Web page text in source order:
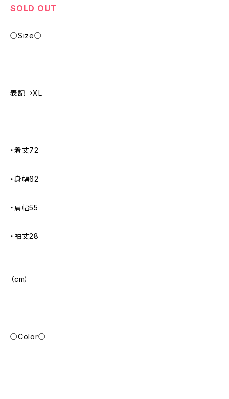
SOLD OUT
○Size○
表記→XL
・着丈72
・身幅62
・肩幅55
・袖丈28
（cm）
○Color○